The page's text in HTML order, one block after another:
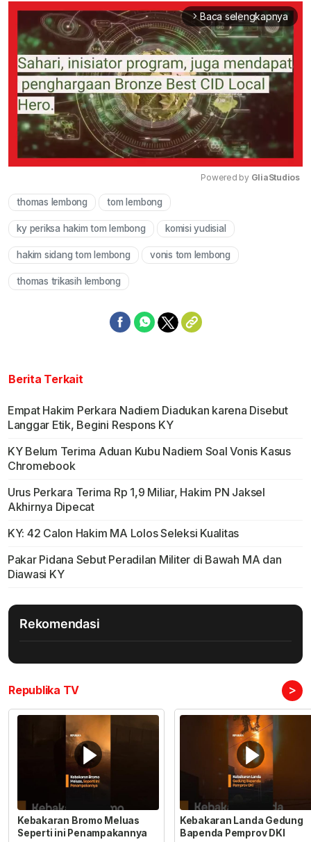
arrow_forward_ios Baca selengkapnya
Powered by GliaStudios
thomas lembong tom lembong
ky periksa hakim tom lembong komisi yudisial
hakim sidang tom lembong vonis tom lembong
thomas trikasih lembong
Berita Terkait
Empat Hakim Perkara Nadiem Diadukan karena Disebut
Langgar Etik, Begini Respons KY
KY Belum Terima Aduan Kubu Nadiem Soal Vonis Kasus
Chromebook
Urus Perkara Terima Rp 1,9 Miliar, Hakim PN Jaksel
Akhirnya Dipecat
KY: 42 Calon Hakim MA Lolos Seleksi Kualitas
Pakar Pidana Sebut Peradilan Militer di Bawah MA dan
Diawasi KY
Rekomendasi
Republika TV >
Kebakaran Bromo Meluas
Seperti ini Penampakannya
Kebakaran Landa Gedung
Bapenda Pemprov DKI